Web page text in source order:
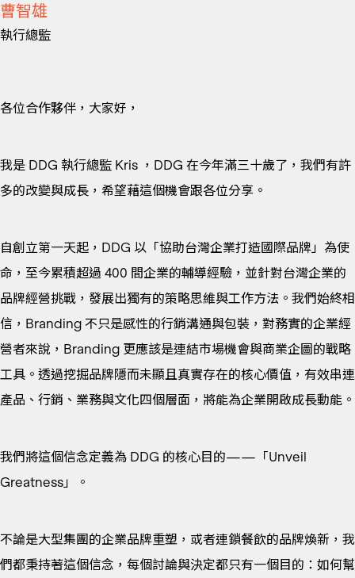
曹智雄
執行總監
各位合作夥伴，大家好，
我是 DDG 執行總監 Kris ，DDG 在今年滿三十歲了，我們有許
多的改變與成長，希望藉這個機會跟各位分享。
自創立第一天起，DDG 以「協助台灣企業打造國際品牌」為使
命，至今累積超過 400 間企業的輔導經驗，並針對台灣企業的
品牌經營挑戰，發展出獨有的策略思維與工作方法。我們始終相
信，Branding 不只是感性的行銷溝通與包裝，對務實的企業經
營者來說，Branding 更應該是連結市場機會與商業企圖的戰略
工具。透過挖掘品牌隱而未顯且真實存在的核心價值，有效串連
產品、行銷、業務與文化四個層面，將能為企業開啟成長動能。
我們將這個信念定義為 DDG 的核心目的——「Unveil
Greatness」。
不論是大型集團的企業品牌重塑，或者連鎖餐飲的品牌煥新，我
們都秉持著這個信念，每個討論與決定都只有一個目的：如何幫